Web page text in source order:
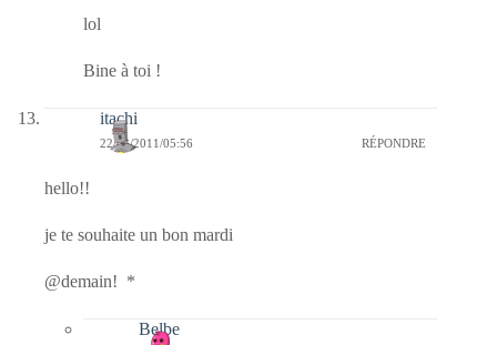
lol
Bine à toi !
itachi
22/03/2011/05:56 RÉPONDRE
hello!!
je te souhaite un bon mardi
@demain! *
Belbe